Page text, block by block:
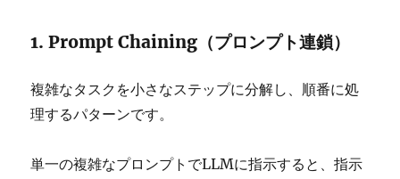
1. Prompt Chaining（プロンプト連鎖）
複雑なタスクを小さなステップに分解し、順番に処
理するパターンです。
単一の複雑なプロンプトでLLMに指示すると、指示